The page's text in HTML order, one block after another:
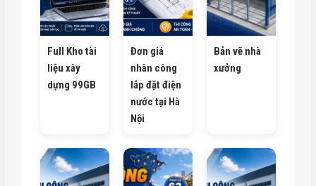
Full Kho tài
liệu xây
dựng 99GB
Đơn giá
nhân công
lắp đặt điện
nước tại Hà
Nội
Bản vẽ nhà
xưởng